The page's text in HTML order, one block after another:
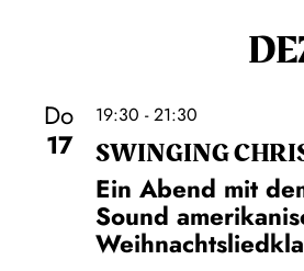
Do
17
19:30 - 21:30
SWINGING
Ein Abend mit
Sound